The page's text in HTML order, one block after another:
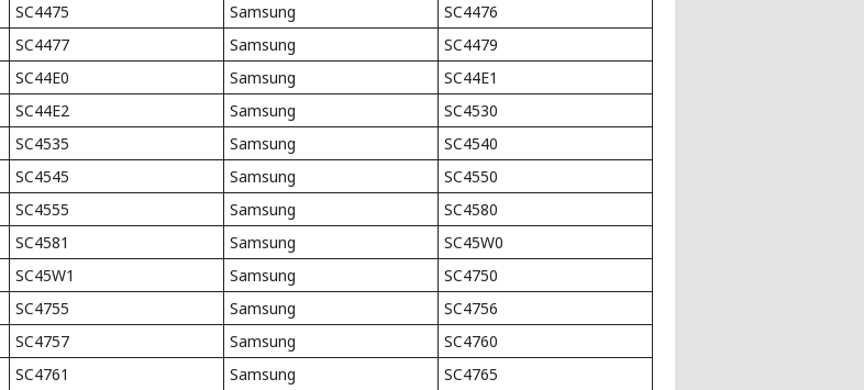
SC4475 Samsung
SC4476
SC4477 Samsung
SC4479
SC44E0 Samsung
SC44E1
SC44E2 Samsung
SC4530
SC4535 Samsung
SC4540
SC4545 Samsung
SC4550
SC4555 Samsung
SC4580
SC4581 Samsung
SC45W0
SC45W1 Samsung
SC4750
SC4755 Samsung
SC4756
SC4757 Samsung
SC4760
SC4761 Samsung
SC4765